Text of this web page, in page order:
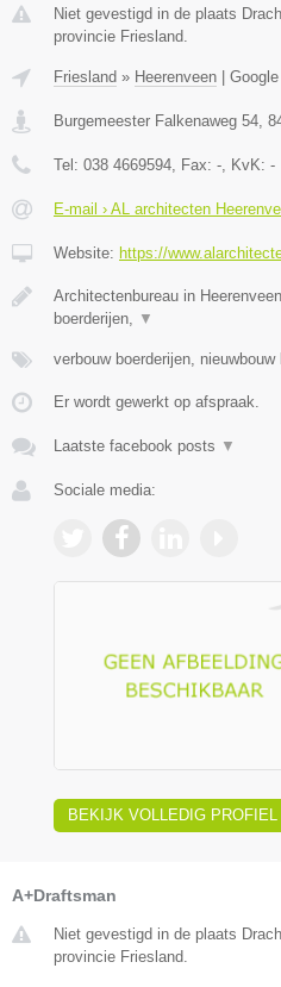
Niet gevestigd in de plaats
provincie Friesland.
Friesland » Heerenveen
Burgemeester Falkenaweg 54,
Tel: 038 4669594, Fax: -, KvK: -
E-mail › AL architecten
Website: https://
Architectenbureau in
boerderijen, ▼
verbouw boerderijen,
Er wordt gewerkt op afspraak.
Laatste facebook posts ▼
Sociale media:
BEKIJK VOLLEDIG PROFIEL
A+Draftsman
Niet gevestigd in de plaats
provincie Friesland.